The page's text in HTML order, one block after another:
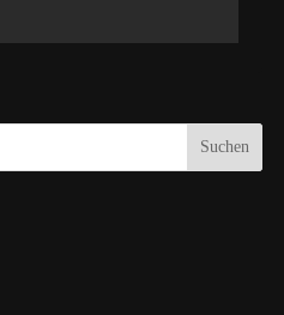
Suchen